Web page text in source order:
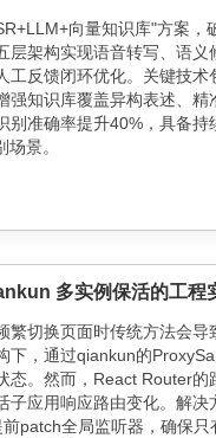
向量知识库"方案，
层架构实现语音转写、语义
工反馈闭环优化。关键技术
强知识库覆盖异构表述、精
别准确率提升40%，具备持
景。
多实例保活的工程
繁切换页面时传统方法会导
下，通过qiankun的
态。然而，React Router的
子应用响应路由变化。解决
patch全局监听器，确保只